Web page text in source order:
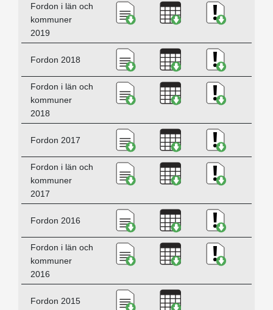
Fordon i län och
kommuner
2019
Ladda ner Fordon i län och
Ladda ner Fordon i
Ladda ner
Fordon 2018 Ladda ner Fordon 2018, PDF
Ladda ner Fordon
Ladda ner
Fordon i län och
kommuner
2018
Ladda ner Fordon i län och
Ladda ner Fordon i
Ladda ner
Fordon 2017 Ladda ner Fordon 2017, PDF
Ladda ner Fordon
Ladda ner
Fordon i län och
kommuner
2017
Ladda ner Fordon i län och
Ladda ner Fordon i
Ladda ner
Fordon 2016 Ladda ner Fordon 2016, PDF
Ladda ner Fordon
Ladda ner
Fordon i län och
kommuner
2016
Ladda ner Fordon i län och
Ladda ner Fordon i
Ladda ner
Fordon 2015 Ladda ner Fordon 2015, PDF
Ladda ner Fordon